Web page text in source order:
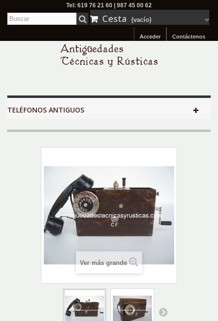
Tel: 619 76 21 60 | 987 45 00 62
Cesta (vacío)
Contáctenos
Acceder
TELÉFONOS ANTIGUOS
Ver más grande